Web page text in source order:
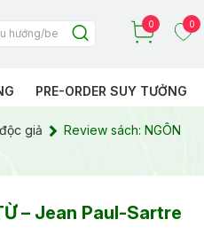
0 0
PRE-ORDER SUY TƯỞNG
giả
Review sách: NGÔN
– Jean Paul-Sartre